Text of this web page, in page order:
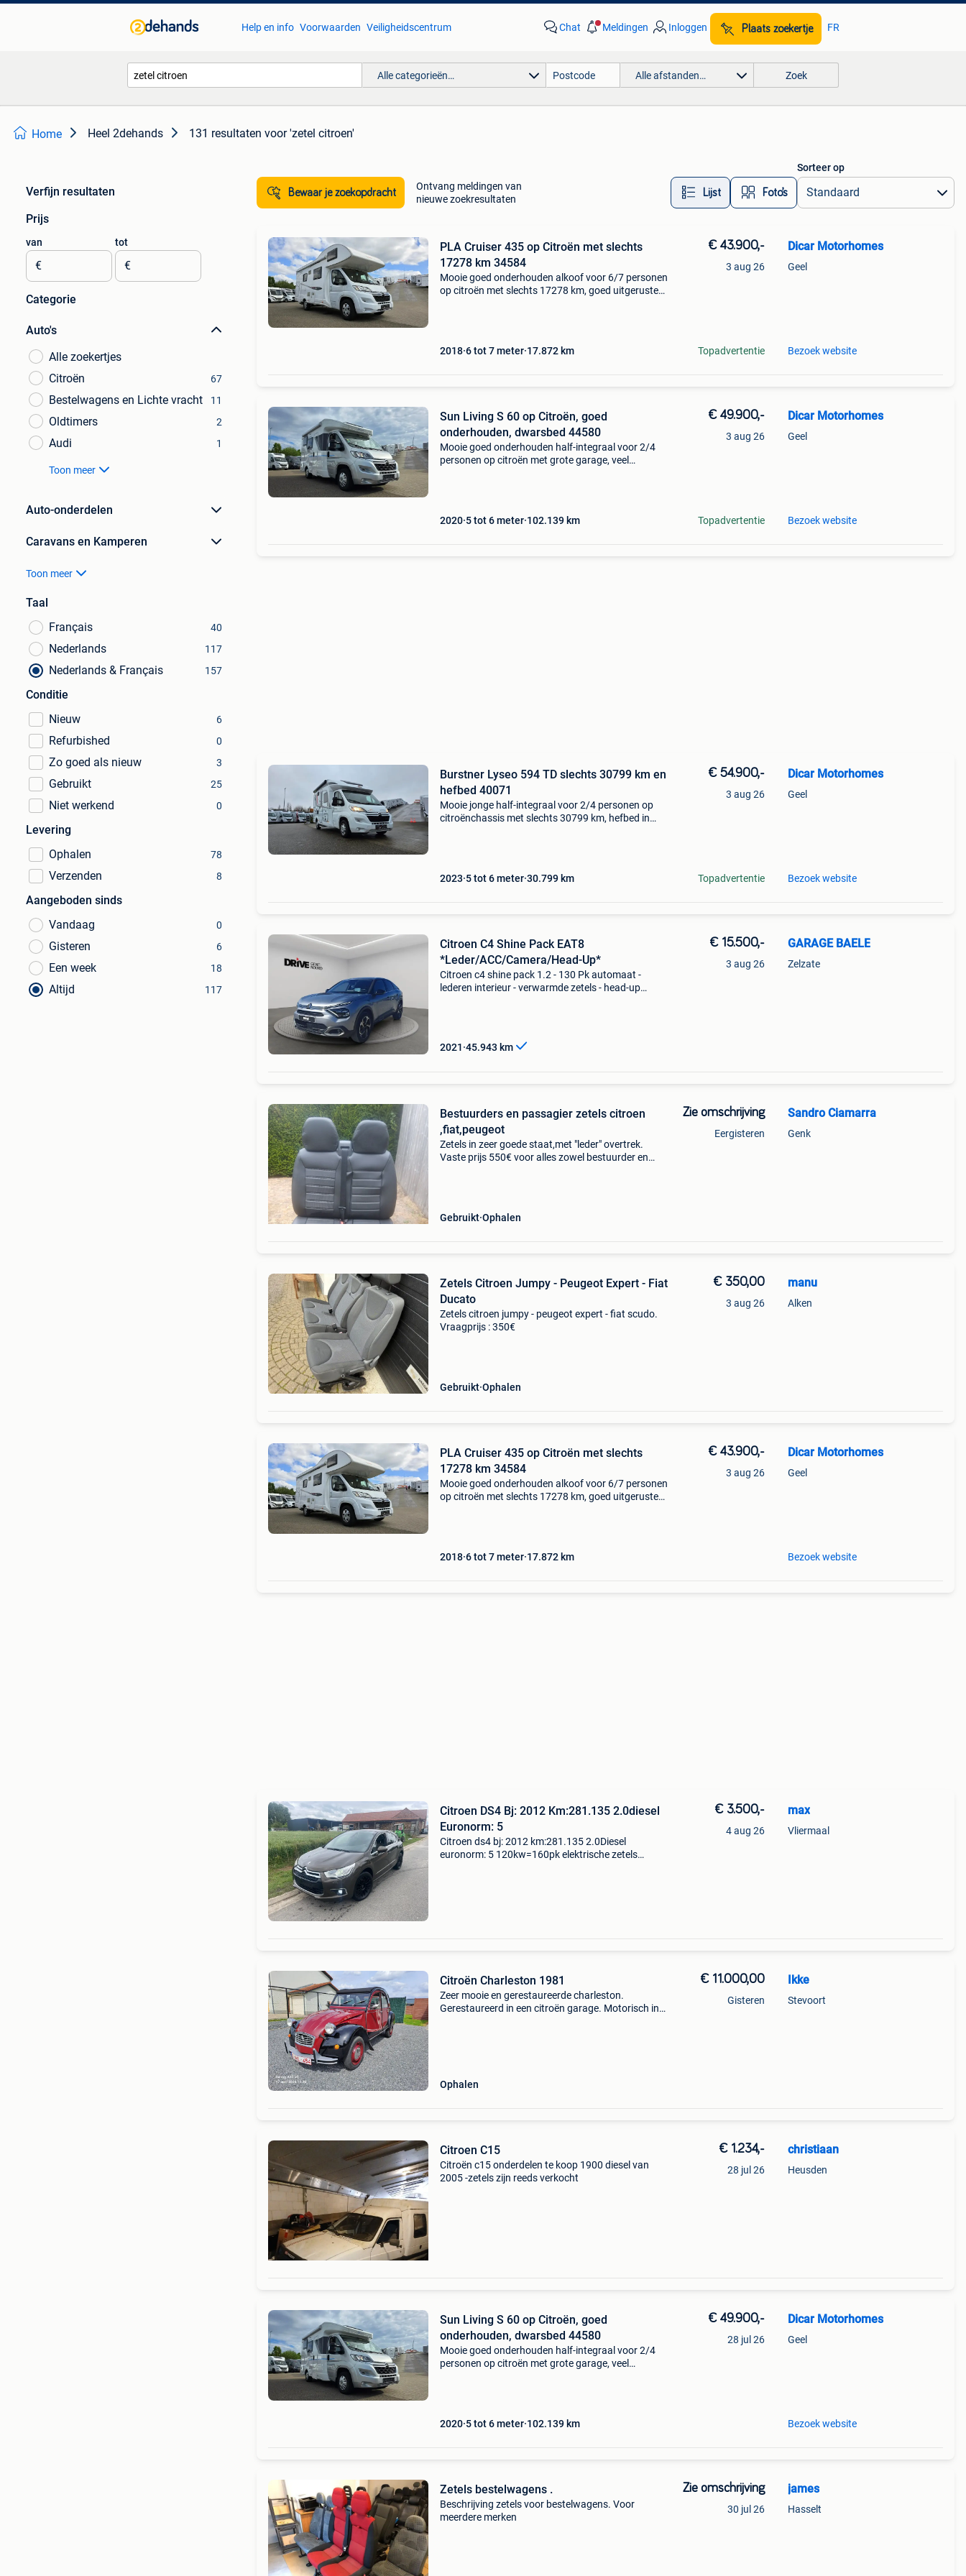
Help en info Voorwaarden Veiligheidscentrum Chat Meldingen Inloggen Plaats zoekertje FR
Alle categorieën… Alle afstanden… Zoek
Home Heel 2dehands 131 resultaten voor 'zetel citroen'
Verfijn resultaten
Prijs
van
€
tot
€
Categorie
Auto's
Alle zoekertjes
Citroën
67
Bestelwagens en Lichte vracht 11
Oldtimers 2
Audi 1
Toon meer
Auto-onderdelen
Caravans en Kamperen
Toon meer
Taal
Français
40
Nederlands 117
Nederlands & Français 157
Conditie
Nieuw
6
Refurbished 0
Zo goed als nieuw 3
Gebruikt 25
Niet werkend 0
Levering
Ophalen
78
Verzenden 8
Aangeboden sinds
Vandaag
0
Gisteren 6
Een week 18
Altijd 117
Bewaar je zoekopdracht
Ontvang meldingen van
nieuwe zoekresultaten
Lijst Foto’s
Sorteer op
PLA Cruiser 435 op Citroën met slechts
17278 km 34584
Mooie goed onderhouden alkoof voor 6/7 personen
op citroën met slechts 17278 km, goed uitgeruste
2018 6 tot 7 meter 17.872 km
€ 43.900,-
3 aug 26
Topadvertentie
Dicar Motorhomes
Geel
Bezoek website
Sun Living S 60 op Citroën, goed
onderhouden, dwarsbed 44580
Mooie goed onderhouden half-integraal voor 2/4
personen op citroën met grote garage, veel
2020 5 tot 6 meter 102.139 km
€ 49.900,-
3 aug 26
Topadvertentie
Dicar Motorhomes
Geel
Bezoek website
Burstner Lyseo 594 TD slechts 30799 km en
hefbed 40071
Mooie jonge half-integraal voor 2/4 personen op
citroënchassis met slechts 30799 km, hefbed in
2023 5 tot 6 meter 30.799 km
€ 54.900,-
3 aug 26
Topadvertentie
Dicar Motorhomes
Geel
Bezoek website
Citroen C4 Shine Pack EAT8
*Leder/ACC/Camera/Head-Up*
Citroen c4 shine pack 1.2 - 130 Pk automaat -
lederen interieur - verwarmde zetels - head-up
2021 45.943 km
€ 15.500,-
3 aug 26
GARAGE BAELE
Zelzate
Bestuurders en passagier zetels citroen
,fiat,peugeot
Zetels in zeer goede staat,met "leder" overtrek.
Vaste prijs 550€ voor alles zowel bestuurder en
Gebruikt Ophalen
Zie omschrijving
Eergisteren
Sandro Ciamarra
Genk
Zetels Citroen Jumpy - Peugeot Expert - Fiat
Ducato
Zetels citroen jumpy - peugeot expert - fiat scudo.
Vraagprijs : 350€
Gebruikt Ophalen
€ 350,00
3 aug 26
manu
Alken
PLA Cruiser 435 op Citroën met slechts
17278 km 34584
Mooie goed onderhouden alkoof voor 6/7 personen
op citroën met slechts 17278 km, goed uitgeruste
2018 6 tot 7 meter 17.872 km
€ 43.900,-
3 aug 26
Dicar Motorhomes
Geel
Bezoek website
Citroen DS4 Bj: 2012 Km:281.135 2.0diesel
Euronorm: 5
Citroen ds4 bj: 2012 km:281.135 2.0Diesel
euronorm: 5 120kw=160pk elektrische zetels
€ 3.500,-
4 aug 26
max
Vliermaal
Citroën Charleston 1981
Zeer mooie en gerestaureerde charleston.
Gerestaureerd in een citroën garage. Motorisch in
Ophalen
€ 11.000,00
Gisteren
Ikke
Stevoort
Citroen C15
Citroën c15 onderdelen te koop 1900 diesel van
2005 -zetels zijn reeds verkocht
€ 1.234,-
28 jul 26
christiaan
Heusden
Sun Living S 60 op Citroën, goed
onderhouden, dwarsbed 44580
Mooie goed onderhouden half-integraal voor 2/4
personen op citroën met grote garage, veel
2020 5 tot 6 meter 102.139 km
€ 49.900,-
28 jul 26
Dicar Motorhomes
Geel
Bezoek website
Zetels bestelwagens .
Beschrijving zetels voor bestelwagens. Voor
meerdere merken
Zie omschrijving
30 jul 26
james
Hasselt